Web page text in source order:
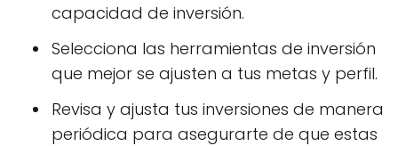
capacidad de inversión.
Selecciona las herramientas de inversión
que mejor se ajusten a tus metas y perfil.
Revisa y ajusta tus inversiones de manera
periódica para asegurarte de que estas